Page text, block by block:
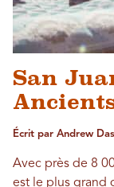
San
Écrit par Andrew
Avec près de 8
est le plus grand